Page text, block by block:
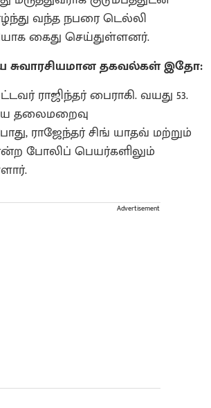
வந்த நபரை டெல்லி
கைது செய்துள்ளனர்.
சுவாரசியமான தகவல்கள் இதோ:
ராஜிந்தர் பைராகி. வயது 53.
தலைமறைவு
ராஜேந்தர் சிங் யாதவ் மற்றும்
போலிப் பெயர்களிலும்
Advertisement